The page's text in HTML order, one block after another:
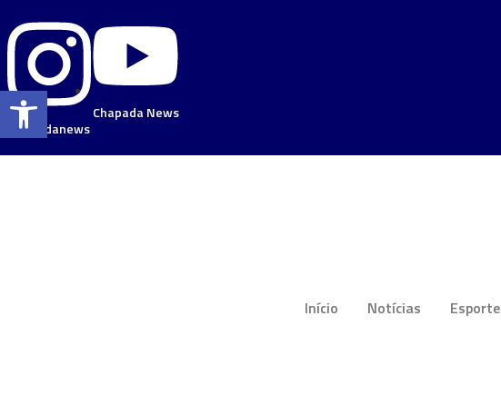
chapadanews
Chapada News
Início Notícias Esporte
Barra de Ferramentas Aberta